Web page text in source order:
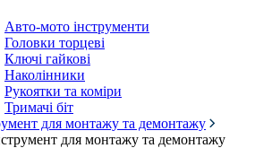
Авто-мото інструменти
Головки торцеві
Ключі гайкові
Наколінники
Рукоятки та коміри
Тримачі біт
для монтажу та демонтажу
для монтажу та демонтажу